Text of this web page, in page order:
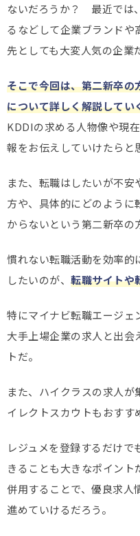
ないだろうか？ 最近では
るなどして企業ブランドや
先としても大変人気の企業
そこで今回は、第二新卒の
について詳しく解説してい
KDDIの求める人物像や現
報をお伝えしていけたらと
また、転職はしたいが不安
方や、具体的にどのように
からないという第二新卒の
慣れない転職活動を効率的
したいのが、 転職サイトや
特にマイナビ転職エージェ
大手上場企業の求人と出会
トだ。
また、ハイクラスの求人
イレクトスカウトもおすす
レジュメを登録するだけで
きることも大きなポイント
併用することで、優良求人
進めていけるだろう。